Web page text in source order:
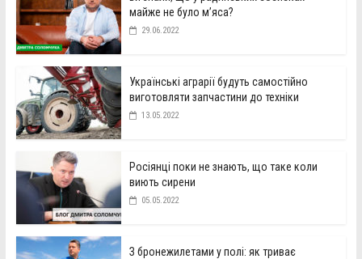
майже не було м’яса?
29.06.2022
Українські аграрії будуть самостійно
виготовляти запчастини до техніки
13.05.2022
Росіянці поки не знають, що таке коли
виють сирени
05.05.2022
З бронежилетами у полі: як триває